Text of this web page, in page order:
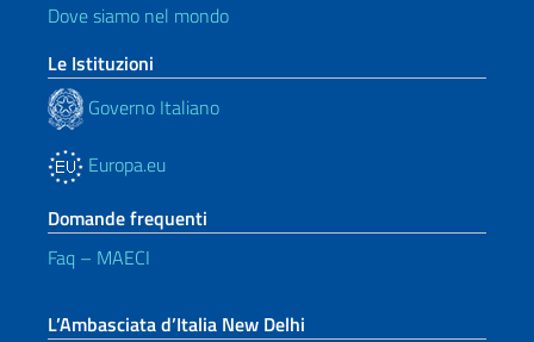
Dove siamo nel mondo
Le Istituzioni
Governo Italiano
Europa.eu
Domande frequenti
Faq – MAECI
L’Ambasciata d’Italia New Delhi